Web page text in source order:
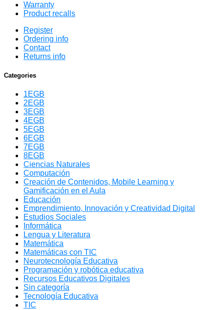
Warranty
Product recalls
Register
Ordering info
Contact
Returns info
Categories
1EGB
2EGB
3EGB
4EGB
5EGB
6EGB
7EGB
8EGB
Ciencias Naturales
Computación
Creación de Contenidos, Mobile Learning y
Gamificación en el Aula
Educación
Emprendimiento, Innovación y Creatividad Digital
Estudios Sociales
Informática
Lengua y Literatura
Matemática
Matemáticas con TIC
Neurotecnología Educativa
Programación y robótica educativa
Recursos Educativos Digitales
Sin categoría
Tecnología Educativa
TIC